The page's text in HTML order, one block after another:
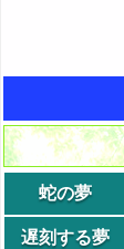
蛇の夢
遅刻する夢